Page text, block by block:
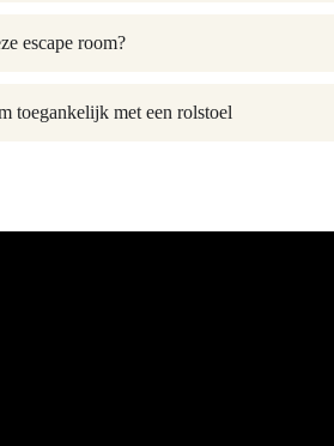
escape room?
toegankelijk met een rolstoel